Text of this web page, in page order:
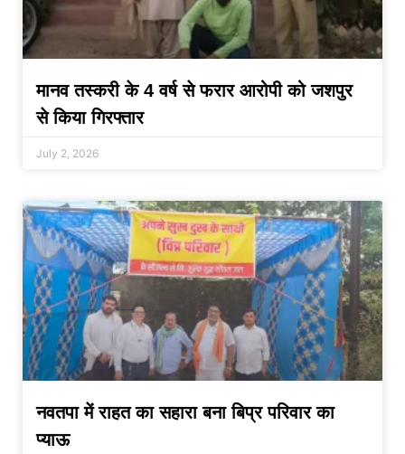
मानव तस्करी के 4 वर्ष से फरार आरोपी को जशपुर
से किया गिरफ्तार
July 2, 2026
नवतपा में राहत का सहारा बना बिप्र परिवार का
प्याऊ